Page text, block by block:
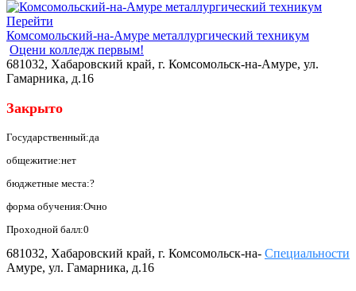
Перейти
Комсомольский-на-Амуре металлургический техникум
Оцени колледж первым!
681032, Хабаровский край, г. Комсомольск-на-Амуре, ул.
Гамарника, д.16
Закрыто
Государственный:да
общежитие:нет
бюджетные места:?
форма обучения:Очно
Проходной балл:0
Специальности
681032, Хабаровский край, г. Комсомольск-на-
Амуре, ул. Гамарника, д.16